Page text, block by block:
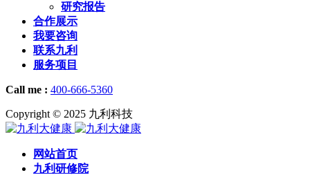
研究报告
合作展示
我要咨询
联系九利
服务项目
Call me : 400-666-5360
Copyright © 2025 九利科技
网站首页
九利研修院